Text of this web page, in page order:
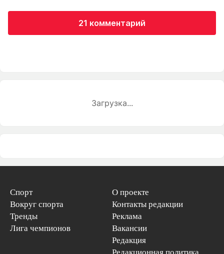
21 комментарий
Загрузка...
Спорт
Вокруг спорта
Тренды
Лига чемпионов
О проекте
Контакты редакции
Реклама
Вакансии
Редакция